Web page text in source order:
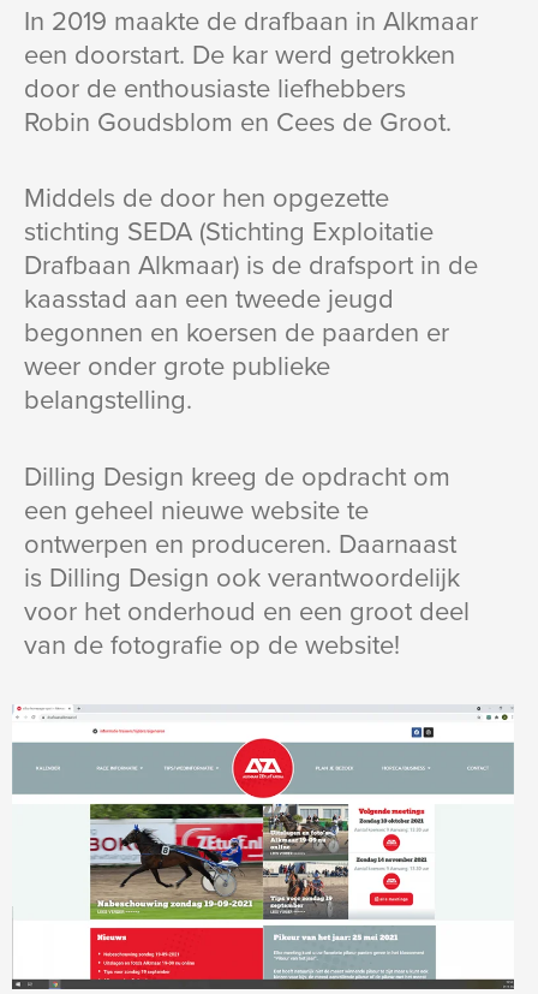
In 2019 maakte de drafbaan in Alkmaar
een doorstart. De kar werd getrokken
door de enthousiaste liefhebbers
Robin Goudsblom en Cees de Groot.
Middels de door hen opgezette
stichting SEDA (Stichting Exploitatie
Drafbaan Alkmaar) is de drafsport in de
kaasstad aan een tweede jeugd
begonnen en koersen de paarden er
weer onder grote publieke
belangstelling.
Dilling Design kreeg de opdracht om
een geheel nieuwe website te
ontwerpen en produceren. Daarnaast
is Dilling Design ook verantwoordelijk
voor het onderhoud en een groot deel
van de fotografie op de website!